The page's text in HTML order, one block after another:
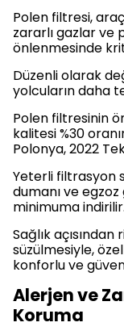
Polen filtresi,
zararlı gazlar ve
önlenmesinde
Düzenli olarak
yolcuların daha
Polen filtresinin
kalitesi %30
Polonya, 2022
Yeterli filtrasyon
dumanı ve
minimuma indirilir.
Sağlık
süzülmesiyle,
konforlu ve
Alerjen ve
Koruma